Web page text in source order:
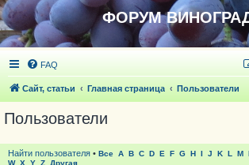
ФОРУМ
FAQ
Сайт, статьи Главная страница Пользователи
Пользователи
Найти пользователя • Все A B C D E F G H I J K L M
W X Y Z Другая